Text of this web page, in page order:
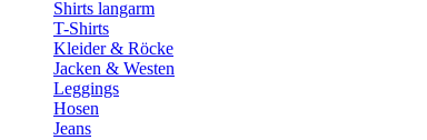
Shirts langarm
T-Shirts
Kleider & Röcke
Jacken & Westen
Leggings
Hosen
Jeans